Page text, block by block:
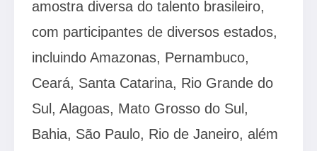
amostra diversa do talento brasileiro,
com participantes de diversos estados,
incluindo Amazonas, Pernambuco,
Ceará, Santa Catarina, Rio Grande do
Sul, Alagoas, Mato Grosso do Sul,
Bahia, São Paulo, Rio de Janeiro, além